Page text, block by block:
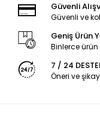
Güvenli
Güvenli ve
Geniş Ürün
Binlerce
7 / 24
Öneri ve